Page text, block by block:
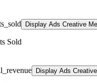
Display Ads Creative
Sold
Display Ads